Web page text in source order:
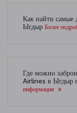
Как найти самые
Ыгдыр Более
Где можно
Airlines в Ыгдыр
информация